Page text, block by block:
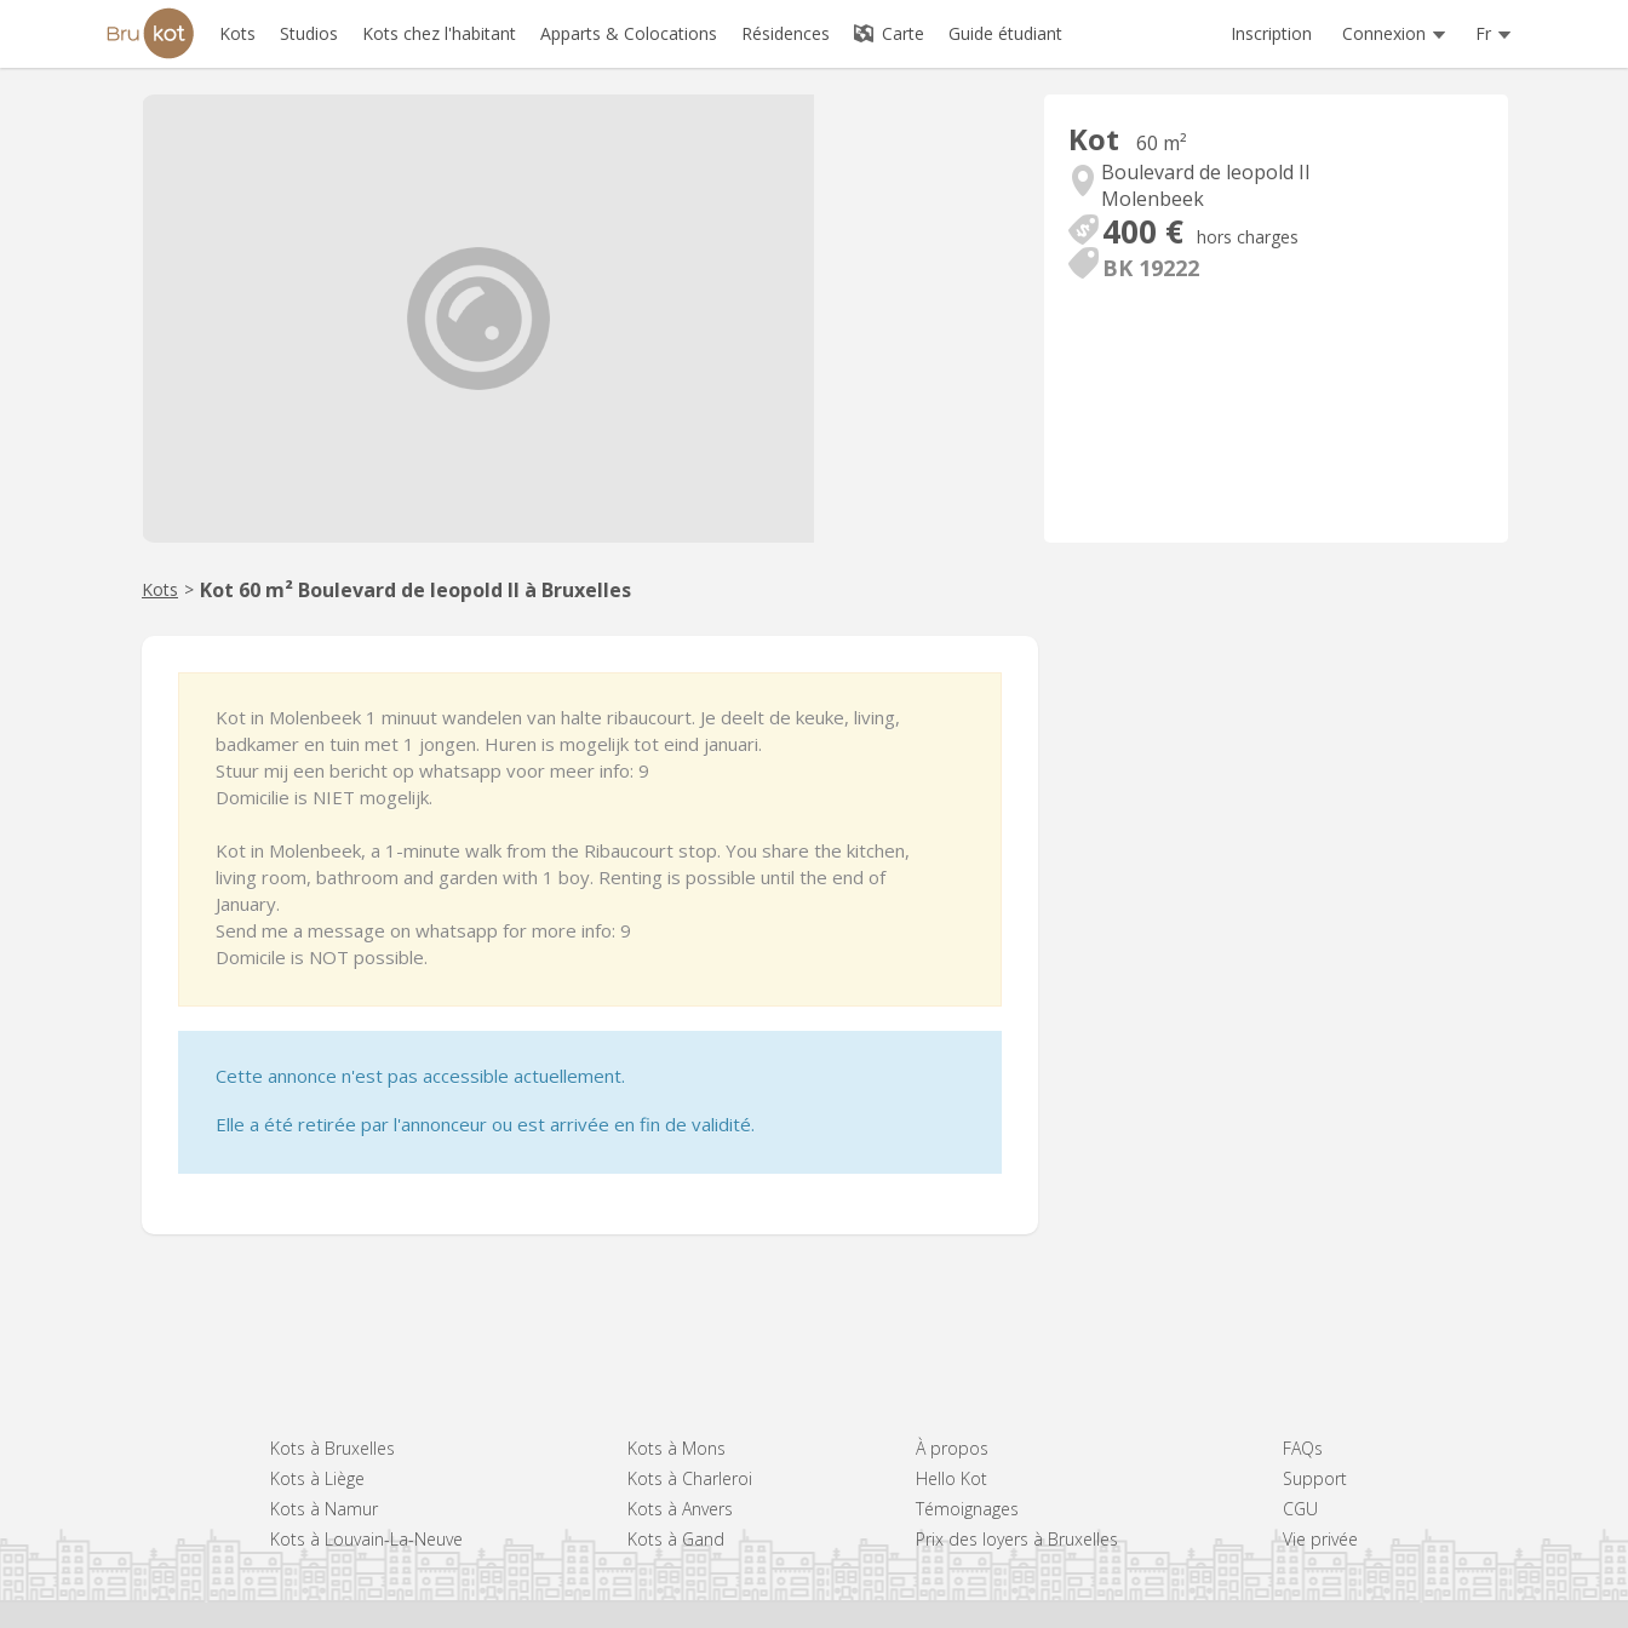
Kots Studios Kots chez l'habitant Apparts & Colocations Résidences Carte Guide étudiant Inscription Connexion Fr
Kot
60 m²
Boulevard de leopold II
Molenbeek
400 € hors charges
BK 19222
Kots > Kot 60 m² Boulevard de leopold II à Bruxelles
Kot in Molenbeek 1 minuut wandelen van halte ribaucourt. Je deelt de keuke, living,
badkamer en tuin met 1 jongen. Huren is mogelijk tot eind januari.
Stuur mij een bericht op whatsapp voor meer info: 9
Domicilie is NIET mogelijk.
Kot in Molenbeek, a 1-minute walk from the Ribaucourt stop. You share the kitchen,
living room, bathroom and garden with 1 boy. Renting is possible until the end of
January.
Send me a message on whatsapp for more info: 9
Domicile is NOT possible.
Cette annonce n'est pas accessible actuellement.
Elle a été retirée par l'annonceur ou est arrivée en fin de validité.
Kots à Bruxelles
Kots à Liège
Kots à Namur
Kots à Louvain-La-Neuve
Kots à Mons
Kots à Charleroi
Kots à Anvers
Kots à Gand
À propos
Hello Kot
Témoignages
Prix des loyers à Bruxelles
FAQs
Support
CGU
Vie privée